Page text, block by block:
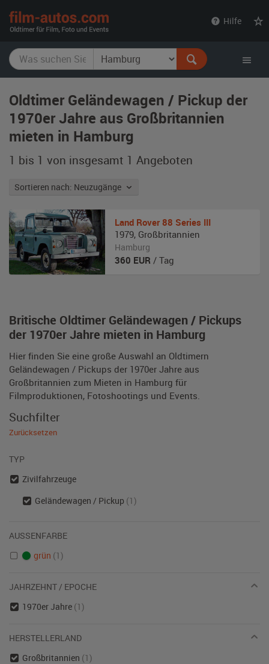
Hilfe
Oldtimer Geländewagen / Pickup der
1970er Jahre aus Großbritannien
mieten in Hamburg
1 bis 1 von insgesamt 1 Angeboten
Sortieren nach: Neuzugänge
Britische Oldtimer Geländewagen / Pickups
der 1970er Jahre mieten in Hamburg
Hier finden Sie eine große Auswahl an Oldtimern
Geländewagen / Pickups der 1970er Jahre aus
Großbritannien zum Mieten in Hamburg für
Filmproduktionen, Fotoshootings und Events.
Land Rover 88 Series III
1979, Großbritannien
Hamburg
360 EUR / Tag
Suchfilter
Zurücksetzen
TYP
Zivilfahrzeuge
Geländewagen / Pickup (1)
AUSSENFARBE
grün (1)
JAHRZEHNT / EPOCHE
1970er Jahre (1)
HERSTELLERLAND
Großbritannien (1)